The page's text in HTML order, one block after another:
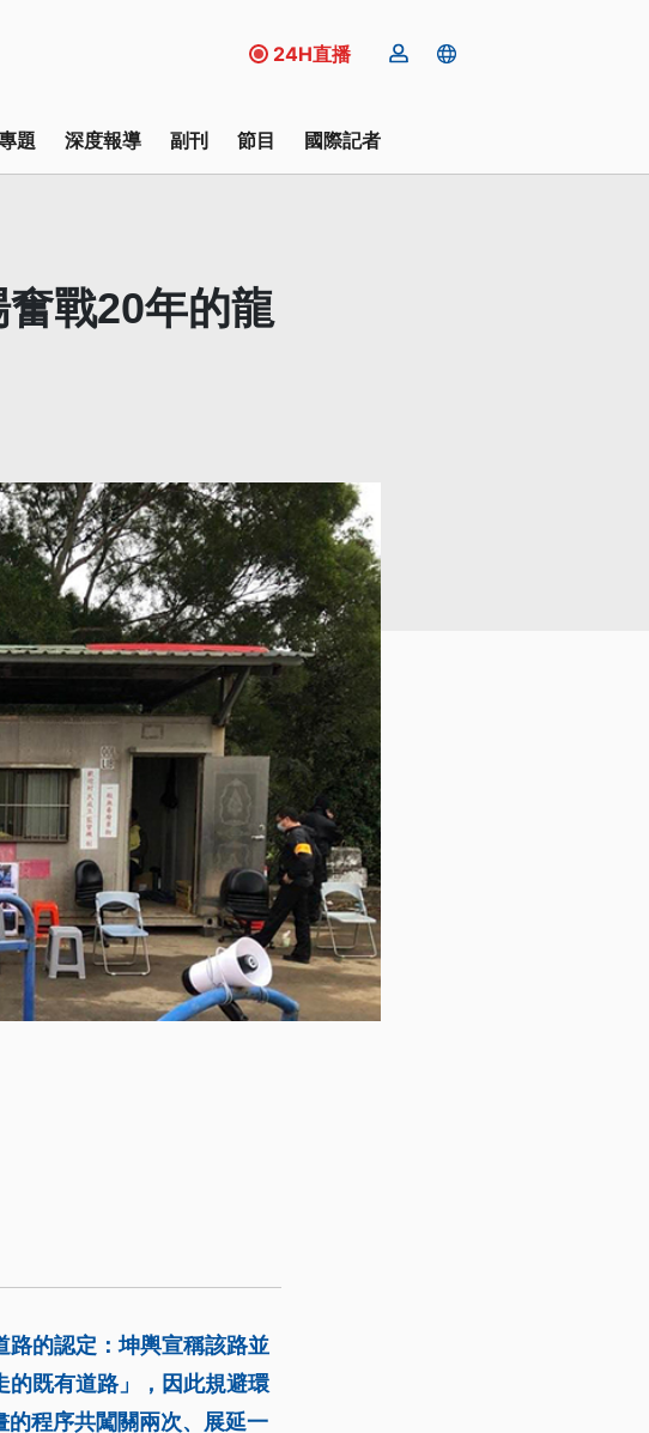
24H直播
題 深度報導 副刊 節目 國際記者
戰20年的龍
路的認定：坤輿宣稱該路並
的既有道路」，因此規避環
程序共闖關兩次、展延一